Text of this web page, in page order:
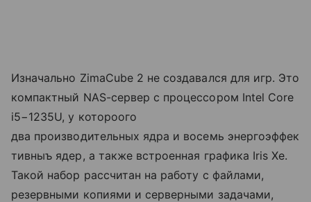
Изначально ZimaCube 2 не создавался для игр. Это
компактный NAS-сервер с процессором Intel Core
i5−1235U, у котороого
два производительных ядра и восемь энергоэффек
тивныъ ядер, а также встроенная графика Iris Xe.
Такой набор рассчитан на работу с файлами,
резервными копиями и серверными задачами,